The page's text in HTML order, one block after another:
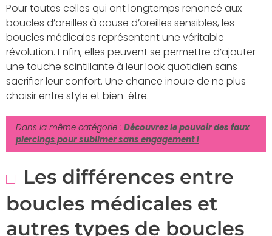
Pour toutes celles qui ont longtemps renoncé aux
boucles d’oreilles à cause d’oreilles sensibles, les
boucles médicales représentent une véritable
révolution. Enfin, elles peuvent se permettre d’ajouter
une touche scintillante à leur look quotidien sans
sacrifier leur confort. Une chance inouïe de ne plus
choisir entre style et bien-être.
Dans la même catégorie : Découvrez le pouvoir des faux
piercings pour sublimer sans engagement !
Les différences entre
boucles médicales et
autres types de boucles